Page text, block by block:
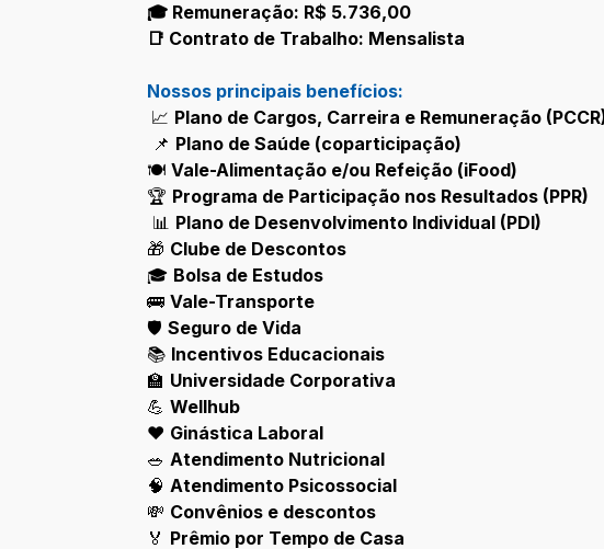
🎓 Remuneração: R$ 5.736,00
📑 Contrato de Trabalho: Mensalista
Nossos principais benefícios:
📈 Plano de Cargos, Carreira e Remuneração
📌 Plano de Saúde (coparticipação)
🍽️Vale-Alimentação e/ou Refeição (iFood)
🏆 Programa de Participação nos Resultados (PPR)
📊 Plano de Desenvolvimento Individual (PDI)
🎁 Clube de Descontos
🎓 Bolsa de Estudos
🚌Vale-Transporte
🛡️Seguro de Vida
📚 Incentivos Educacionais
🏫 Universidade Corporativa
💪Wellhub
❤️ Ginástica Laboral
🥗Atendimento Nutricional
🧠Atendimento Psicossocial
💸 Convênios e descontos
🏅 Prêmio por Tempo de Casa